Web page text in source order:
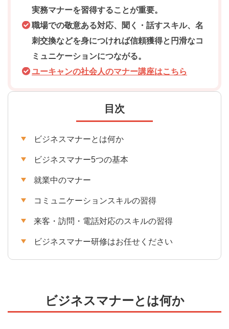
実務マナーを習得することが重要。
職場での敬意ある対応、聞く・話すスキル、名
刺交換などを身につければ信頼獲得と円滑なコ
ミュニケーションにつながる。
ユーキャンの社会人のマナー講座はこちら
目次
ビジネスマナーとは何か
ビジネスマナー5つの基本
就業中のマナー
コミュニケーションスキルの習得
来客・訪問・電話対応のスキルの習得
ビジネスマナー研修はお任せください
ビジネスマナーとは何か